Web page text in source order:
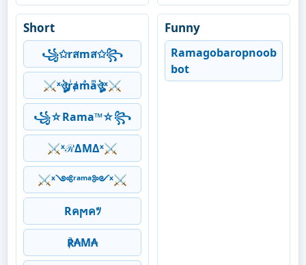
Short
꧁✩rสmส✩꧂
⚔ˣঔৣrͥⱥmͣaͫঔৣˣ⚔
꧁☆Rama™☆꧂
⚔ˣℛΔMΔˣ⚔
⚔ˣ༺ʳᵃᵐᵃ༻ˣ⚔
Rคϻคﾂ
℟₳M₳
Funny
Ramagobaropnoob
bot